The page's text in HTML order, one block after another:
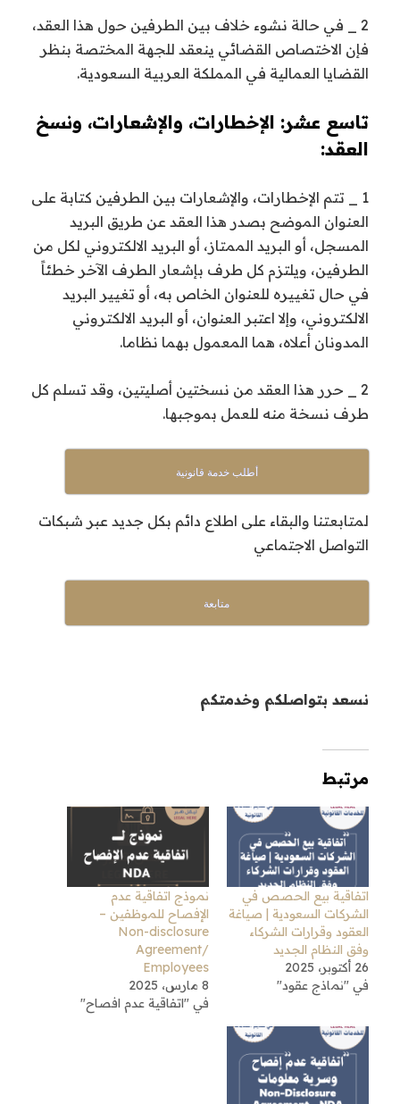
2 _ في حالة نشوء خلاف بين الطرفين حول هذا العقد،
فإن الاختصاص القضائي ينعقد للجهة المختصة بنظر
القضايا العمالية في المملكة العربية السعودية.
تاسع عشر: الإخطارات، والإشعارات، ونسخ
العقد:
1 _ تتم الإخطارات، والإشعارات بين الطرفين كتابة على
العنوان الموضح بصدر هذا العقد عن طريق البريد
المسجل، أو البريد الممتاز، أو البريد الالكتروني لكل من
الطرفين، ويلتزم كل طرف بإشعار الطرف الآخر خطئاً
في حال تغييره للعنوان الخاص به، أو تغيير البريد
الالكتروني، وإلا اعتبر العنوان، أو البريد الالكتروني
المدونان أعلاه، هما المعمول بهما نظاما.
2 _ حرر هذا العقد من نسختين أصليتين، وقد تسلم كل
طرف نسخة منه للعمل بموجبها.
أطلب خدمة قانونية
لمتابعتنا والبقاء على اطلاع دائم بكل جديد عبر شبكات
التواصل الاجتماعي
متابعة
نسعد بتواصلكم وخدمتكم
مرتبط
اتفاقية بيع الحصص في
الشركات السعودية | صياغة
العقود وقرارات الشركاء
وفق النظام الجديد
26 أكتوبر، 2025
في "نماذج عقود"
نموذج اتفاقية عدم
الإفصاح للموظفين –
Non-disclosure
Agreement/
Employees
8 مارس، 2025
في "اتفاقية عدم افصاح"